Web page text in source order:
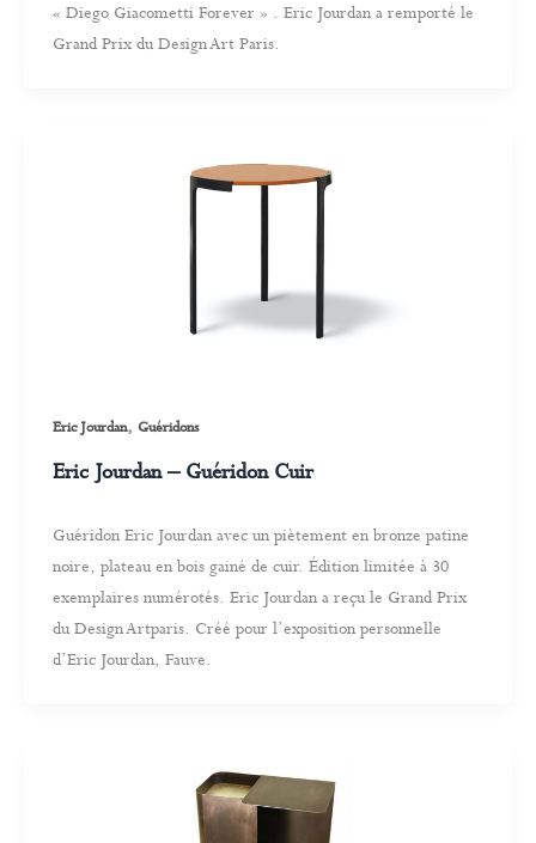
« Diego Giacometti Forever » . Eric Jourdan a remporté le
Grand Prix du Design Art Paris.
Eric Jourdan, Guéridons
Eric Jourdan – Guéridon Cuir
Guéridon Eric Jourdan avec un piètement en bronze patine
noire, plateau en bois gainé de cuir. Édition limitée à 30
exemplaires numérotés. Eric Jourdan a reçu le Grand Prix
du Design Artparis. Créé pour l’exposition personnelle
d’Eric Jourdan, Fauve.